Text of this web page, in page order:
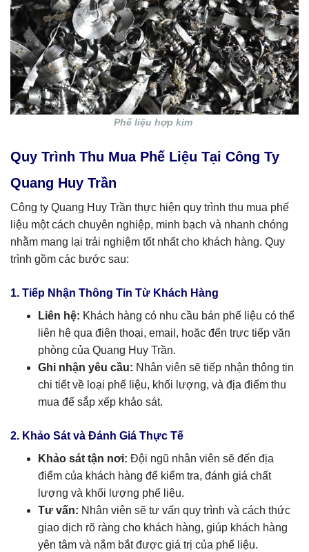
Phế liệu hợp kim
Quy Trình Thu Mua Phế Liệu Tại Công Ty
Quang Huy Trần
Công ty Quang Huy Trần thực hiện quy trình thu mua phế
liệu một cách chuyên nghiệp, minh bạch và nhanh chóng
nhằm mang lại trải nghiệm tốt nhất cho khách hàng. Quy
trình gồm các bước sau:
1. Tiếp Nhận Thông Tin Từ Khách Hàng
Liên hệ: Khách hàng có nhu cầu bán phế liệu có thể
liên hệ qua điện thoại, email, hoặc đến trực tiếp văn
phòng của Quang Huy Trần.
Ghi nhận yêu cầu: Nhân viên sẽ tiếp nhận thông tin
chi tiết về loại phế liệu, khối lượng, và địa điểm thu
mua để sắp xếp khảo sát.
2. Khảo Sát và Đánh Giá Thực Tế
Khảo sát tận nơi: Đội ngũ nhân viên sẽ đến địa
điểm của khách hàng để kiểm tra, đánh giá chất
lượng và khối lượng phế liệu.
Tư vấn: Nhân viên sẽ tư vấn quy trình và cách thức
giao dịch rõ ràng cho khách hàng, giúp khách hàng
yên tâm và nắm bắt được giá trị của phế liệu.